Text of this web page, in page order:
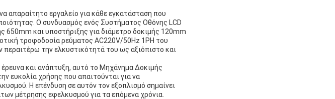
απαραίτητο εργαλείο για κάθε εγκατάσταση που
Ο συνδυασμός ενός Συστήματος Οθόνης LCD
και υποστήριξης για διάμετρο δοκιμής 120mm
τροφοδοσία ρεύματος AC220V/50Hz 1PH του
περαιτέρω την ελκυστικότητά του ως αξιόπιστο και
έρευνα και ανάπτυξη, αυτό το Μηχάνημα Δοκιμής
ευκολία χρήσης που απαιτούνται για να
Η επένδυση σε αυτόν τον εξοπλισμό σημαίνει
μέτρησης εφελκυσμού για τα επόμενα χρόνια.